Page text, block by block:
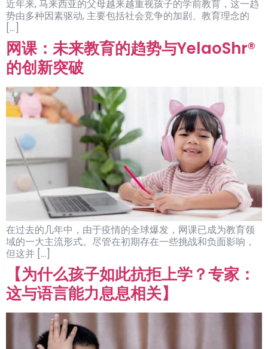
近年来, 马来西亚的父母越来越重视孩子的学前教育，这一趋
势由多种因素驱动, 主要包括社会竞争的加剧、教育理念的
[…]
网课：未来教育的趋势与YelaoShr®
的创新突破
在过去的几年中，由于疫情的全球爆发，网课已成为教育领
域的一大主流形式。尽管在初期存在一些挑战和负面影响，
但这并 […]
【为什么孩子如此抗拒上学？专家：
这与语言能力息息相关】